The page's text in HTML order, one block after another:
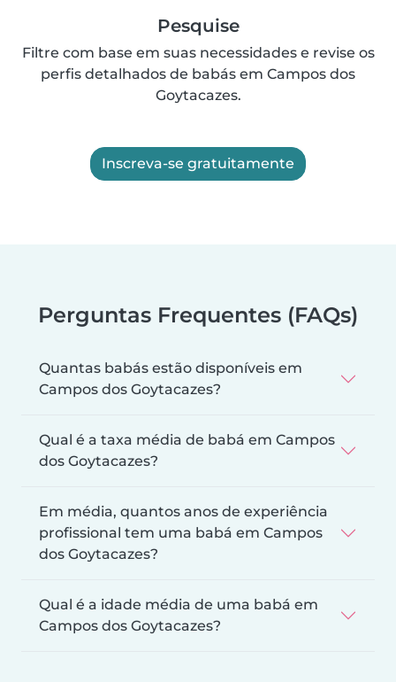
Pesquise
Filtre com base em suas necessidades e revise os
perfis detalhados de babás em Campos dos
Goytacazes.
Inscreva-se gratuitamente
Perguntas Frequentes (FAQs)
Quantas babás estão disponíveis em
Campos dos Goytacazes?
Qual é a taxa média de babá em Campos
dos Goytacazes?
Em média, quantos anos de experiência
profissional tem uma babá em Campos
dos Goytacazes?
Qual é a idade média de uma babá em
Campos dos Goytacazes?